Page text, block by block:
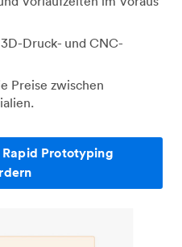
Druck- und CNC-
Preise zwischen
Prototyping